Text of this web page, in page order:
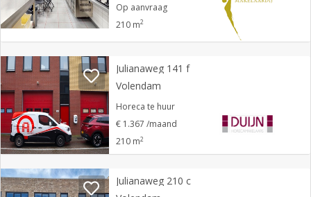
Op aanvraag
210 m2
Julianaweg 141 f
Volendam
Horeca te huur
€ 1.367 /maand
210 m2
Julianaweg 210 c